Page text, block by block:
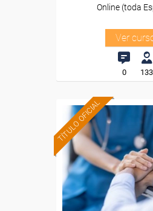
Online (toda
Ver
0 133
TÍTULO OFICIAL Formación
Para
trabajadores y